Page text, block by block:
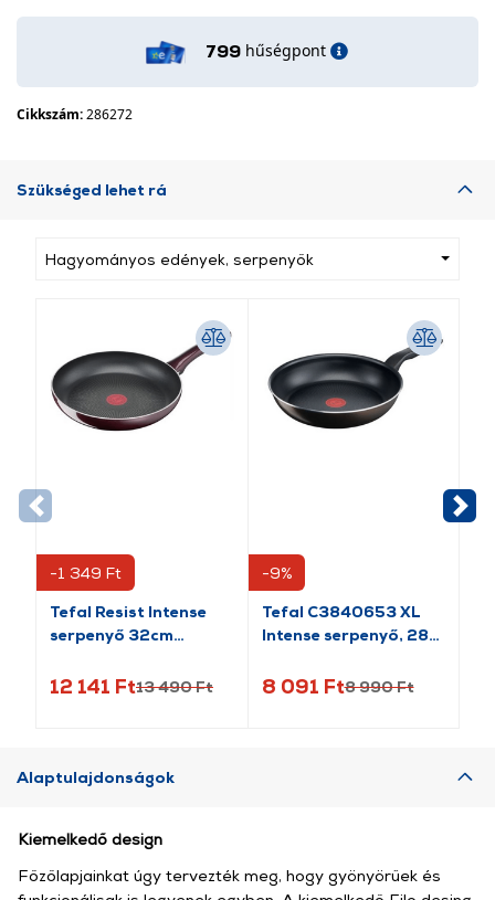
799 hűségpont
Cikkszám:286272
Szükséged lehet rá
Hagyományos edények, serpenyők
-1 349 Ft
Tefal Resist Intense
serpenyő 32cm
12 141 Ft13 490 Ft
-9%
Tefal C3840653 XL
Intense serpenyő, 28
8 091 Ft8 990 Ft
Alaptulajdonságok
Kiemelkedő design
Főzőlapjainkat úgy tervezték meg, hogy gyönyörűek és